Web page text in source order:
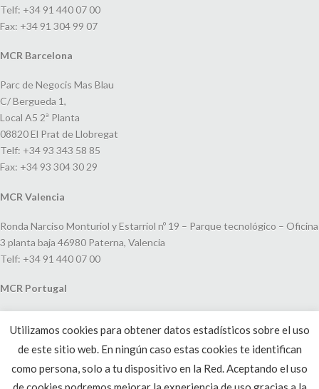
Telf: +34 91 440 07 00
Fax: +34 91 304 99 07
MCR Barcelona
Parc de Negocis Mas Blau
C/ Bergueda 1,
Local A5 2ª Planta
08820 El Prat de Llobregat
Telf: +34 93 343 58 85
Fax: +34 93 304 30 29
MCR Valencia
Ronda Narciso Monturiol y Estarriol nº 19 – Parque tecnológico – Oficina
3 planta baja 46980 Paterna, Valencia
Telf: +34 91 440 07 00
MCR Portugal
João V, 24
1250-091 Lisboa, Portugal
Telf: +351 220 993 033
Utilizamos cookies para obtener datos estadísticos sobre el uso
de este sitio web. En ningún caso estas cookies te identifican
como persona, solo a tu dispositivo en la Red. Aceptando el uso